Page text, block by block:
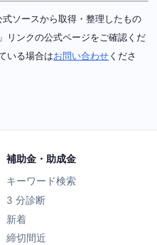
ソースから取得・整理したもの
リンクの公式ページをご確認くだ
いる場合はお問い合わせ くださ
補助金・助成金
キーワード検索
3 分診断
新着
締切間近